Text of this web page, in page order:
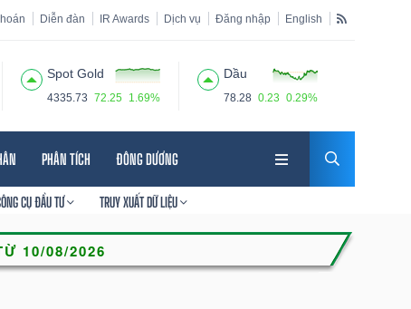
Diễn đàn IR Awards Dịch vụ Đăng nhập English
Spot Gold
4335.73 72.25 1.69%
Dầu
78.28 0.23 0.29%
PHÂN TÍCH ĐÔNG DƯƠNG
CỤ ĐẦU TƯ TRUY XUẤT DỮ LIỆU